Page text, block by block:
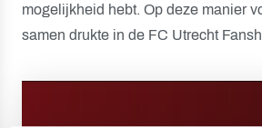
mogelijkheid hebt. Op deze manier
samen drukte in de FC Utrecht